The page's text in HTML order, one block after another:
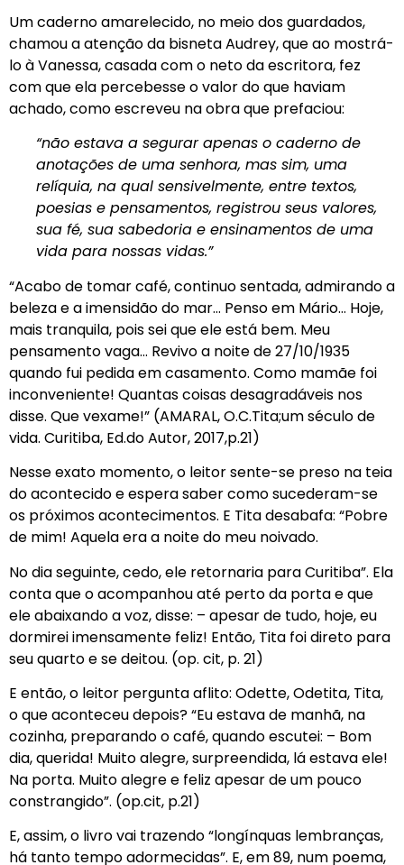
Um caderno amarelecido, no meio dos guardados,
chamou a atenção da bisneta Audrey, que ao mostrá-
lo à Vanessa, casada com o neto da escritora, fez
com que ela percebesse o valor do que haviam
achado, como escreveu na obra que prefaciou:
“não estava a segurar apenas o caderno de
anotações de uma senhora, mas sim, uma
relíquia, na qual sensivelmente, entre textos,
poesias e pensamentos, registrou seus valores,
sua fé, sua sabedoria e ensinamentos de uma
vida para nossas vidas.”
“Acabo de tomar café, continuo sentada, admirando a
beleza e a imensidão do mar… Penso em Mário… Hoje,
mais tranquila, pois sei que ele está bem. Meu
pensamento vaga… Revivo a noite de 27/10/1935
quando fui pedida em casamento. Como mamãe foi
inconveniente! Quantas coisas desagradáveis nos
disse. Que vexame!” (AMARAL, O.C.Tita;um século de
vida. Curitiba, Ed.do Autor, 2017,p.21)
Nesse exato momento, o leitor sente-se preso na teia
do acontecido e espera saber como sucederam-se
os próximos acontecimentos. E Tita desabafa: “Pobre
de mim! Aquela era a noite do meu noivado.
No dia seguinte, cedo, ele retornaria para Curitiba”. Ela
conta que o acompanhou até perto da porta e que
ele abaixando a voz, disse: – apesar de tudo, hoje, eu
dormirei imensamente feliz! Então, Tita foi direto para
seu quarto e se deitou. (op. cit, p. 21)
E então, o leitor pergunta aflito: Odette, Odetita, Tita,
o que aconteceu depois? “Eu estava de manhã, na
cozinha, preparando o café, quando escutei: – Bom
dia, querida! Muito alegre, surpreendida, lá estava ele!
Na porta. Muito alegre e feliz apesar de um pouco
constrangido”. (op.cit, p.21)
E, assim, o livro vai trazendo “longínquas lembranças,
há tanto tempo adormecidas”. E, em 89, num poema,